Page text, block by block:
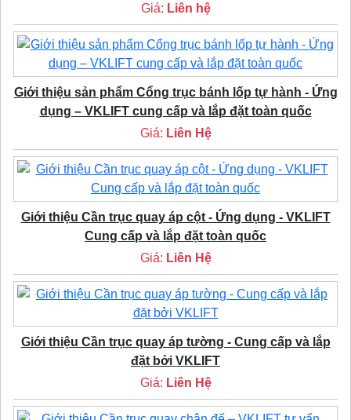
Giá: Liên hệ
Giới thiệu sản phẩm Cổng trục bánh lốp tự hành - Ứng
dụng – VKLIFT cung cấp và lắp đặt toàn quốc
Giá: Liên Hệ
Giới thiệu Cần trục quay áp cột - Ứng dụng - VKLIFT
Cung cấp và lắp đặt toàn quốc
Giá: Liên Hệ
Giới thiệu Cần trục quay áp tường - Cung cấp và lắp
đặt bởi VKLIFT
Giá: Liên Hệ